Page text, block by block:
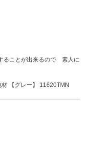
ることが出来るので 素人に
【グレー】 11620TMN